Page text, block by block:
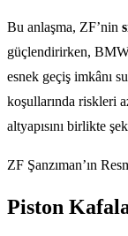
Bu anlaşma, ZF’nin
güçlendirirken,
esnek geçiş imkânı
koşullarında riskleri
altyapısını birlikte
ZF Şanzıman’ın
Piston